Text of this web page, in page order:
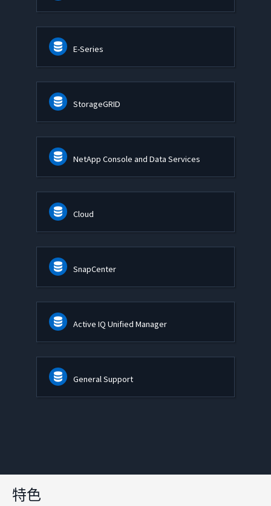
E-Series
StorageGRID
NetApp Console and Data Services
Cloud
SnapCenter
Active IQ Unified Manager
General Support
特色